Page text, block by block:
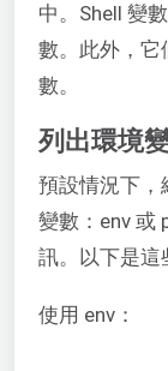
中。Shell 變
數。此外，它
數。
列出環境
預設情況下，
變數：env 或
訊。以下是這
使用 env：